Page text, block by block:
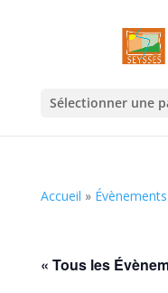
Sélectionner une
Accueil » Évènements
« Tous les